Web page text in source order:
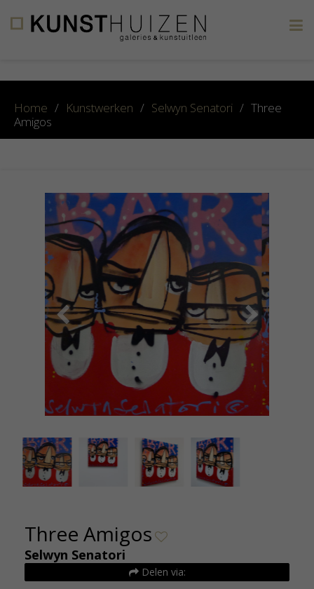
Home / Kunstwerken / Selwyn Senatori / Three
Amigos
100x100cm Euro2250
Three Amigos
Selwyn Senatori
Delen via: